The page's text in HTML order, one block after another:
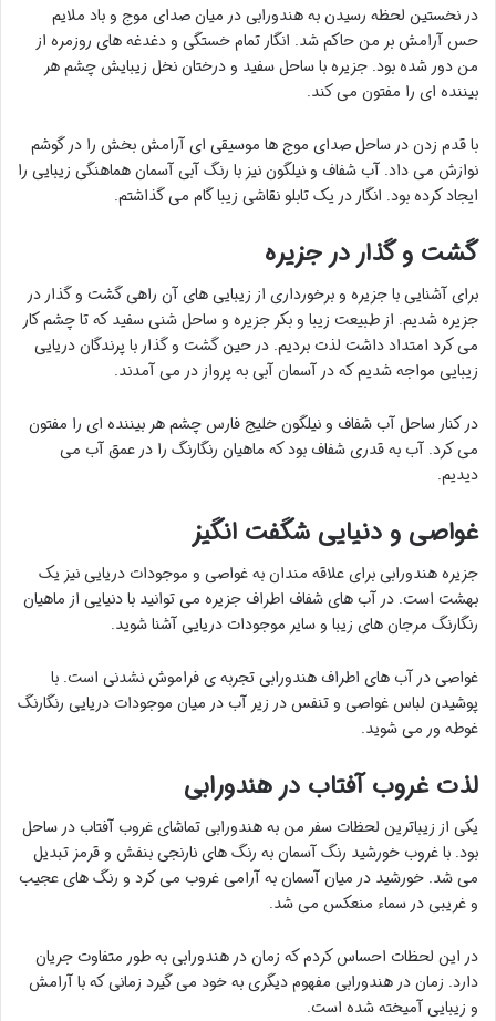
در نخستین لحظه رسیدن به هندورابی در میان صدای موج و باد ملایم
حس آرامش بر من حاکم شد. انگار تمام خستگی و دغدغه های روزمره از
من دور شده بود. جزیره با ساحل سفید و درختان نخل زیبایش چشم هر
بیننده ای را مفتون می کند.
با قدم زدن در ساحل صدای موج ها موسیقی ای آرامش بخش را در گوشم
نوازش می داد. آب شفاف و نیلگون نیز با رنگ آبی آسمان هماهنگی زیبایی را
ایجاد کرده بود. انگار در یک تابلو نقاشی زیبا گام می گذاشتم.
گشت و گذار در جزیره
برای آشنایی با جزیره و برخورداری از زیبایی های آن راهی گشت و گذار در
جزیره شدیم. از طبیعت زیبا و بکر جزیره و ساحل شنی سفید که تا چشم کار
می کرد امتداد داشت لذت بردیم. در حین گشت و گذار با پرندگان دریایی
زیبایی مواجه شدیم که در آسمان آبی به پرواز در می آمدند.
در کنار ساحل آب شفاف و نیلگون خلیج فارس چشم هر بیننده ای را مفتون
می کرد. آب به قدری شفاف بود که ماهیان رنگارنگ را در عمق آب می
دیدیم.
غواصی و دنیایی شگفت انگیز
جزیره هندورابی برای علاقه مندان به غواصی و موجودات دریایی نیز یک
بهشت است. در آب های شفاف اطراف جزیره می توانید با دنیایی از ماهیان
رنگارنگ مرجان های زیبا و سایر موجودات دریایی آشنا شوید.
غواصی در آب های اطراف هندورابی تجربه ی فراموش نشدنی است. با
پوشیدن لباس غواصی و تنفس در زیر آب در میان موجودات دریایی رنگارنگ
غوطه ور می شوید.
لذت غروب آفتاب در هندورابی
یکی از زیباترین لحظات سفر من به هندورابی تماشای غروب آفتاب در ساحل
بود. با غروب خورشید رنگ آسمان به رنگ های نارنجی بنفش و قرمز تبدیل
می شد. خورشید در میان آسمان به آرامی غروب می کرد و رنگ های عجيب
و غريبی در سماء منعکس می شد.
در این لحظات احساس کردم که زمان در هندورابی به طور متفاوت جریان
دارد. زمان در هندورابی مفهوم دیگری به خود می گیرد زمانی که با آرامش
و زیبایی آمیخته شده است.